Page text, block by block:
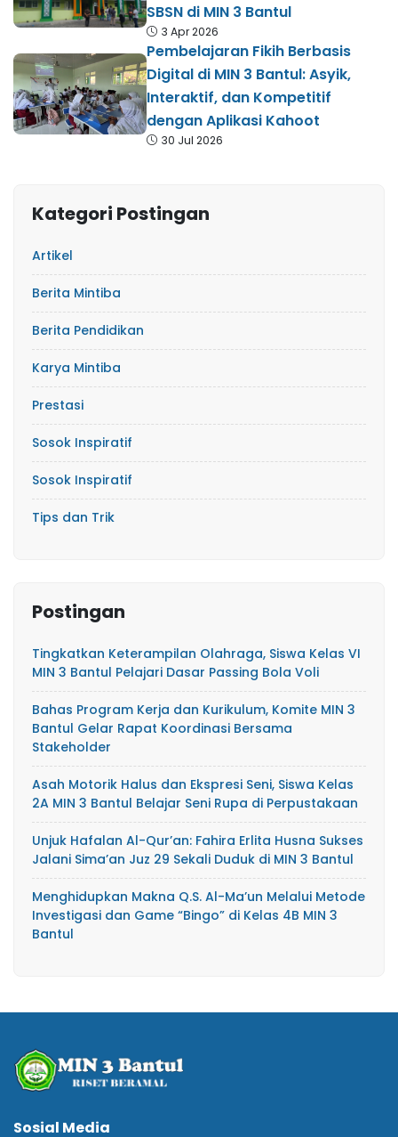
SBSN di MIN 3 Bantul
3 Apr 2026
Pembelajaran Fikih Berbasis
Digital di MIN 3 Bantul: Asyik,
Interaktif, dan Kompetitif
dengan Aplikasi Kahoot
30 Jul 2026
Kategori Postingan
Artikel
Berita Mintiba
Berita Pendidikan
Karya Mintiba
Prestasi
Sosok Inspiratif
Sosok Inspiratif
Tips dan Trik
Postingan
Tingkatkan Keterampilan Olahraga, Siswa Kelas VI
MIN 3 Bantul Pelajari Dasar Passing Bola Voli
Bahas Program Kerja dan Kurikulum, Komite MIN 3
Bantul Gelar Rapat Koordinasi Bersama
Stakeholder
Asah Motorik Halus dan Ekspresi Seni, Siswa Kelas
2A MIN 3 Bantul Belajar Seni Rupa di Perpustakaan
Unjuk Hafalan Al-Qur’an: Fahira Erlita Husna Sukses
Jalani Sima’an Juz 29 Sekali Duduk di MIN 3 Bantul
Menghidupkan Makna Q.S. Al-Ma’un Melalui Metode
Investigasi dan Game “Bingo” di Kelas 4B MIN 3
Bantul
Sosial Media